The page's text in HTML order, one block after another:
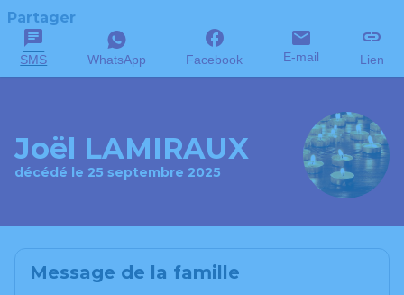
Partager
SMS WhatsApp Facebook E-mail Lien
Joël LAMIRAUX
décédé le 25 septembre 2025
Message de la famille